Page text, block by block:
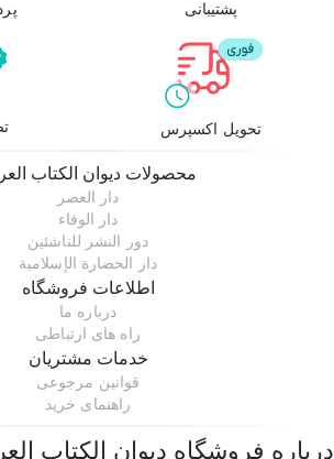
پشتیبانی
تحویل اکسپرس
محصولات دیوان الکتاب
دار العصر
دار الوفاء
دور النشر للناشئین
دار الحضارة الإسلامیة
اطلاعات فروشگاه
درباره ما
راه های ارتباطی
خدمات مشتریان
قوانین مرجوعی
راهنمای خرید
درباره فروشگاه دیوان الکتاب